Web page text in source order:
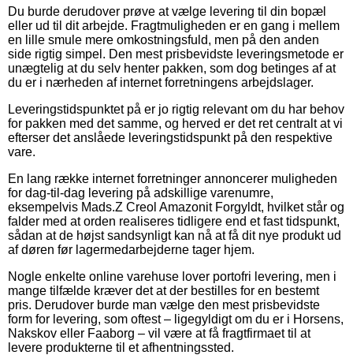
Du burde derudover prøve at vælge levering til din bopæl
eller ud til dit arbejde. Fragtmuligheden er en gang i mellem
en lille smule mere omkostningsfuld, men på den anden
side rigtig simpel. Den mest prisbevidste leveringsmetode er
unægtelig at du selv henter pakken, som dog betinges af at
du er i nærheden af internet forretningens arbejdslager.
Leveringstidspunktet på er jo rigtig relevant om du har behov
for pakken med det samme, og herved er det ret centralt at vi
efterser det anslåede leveringstidspunkt på den respektive
vare.
En lang række internet forretninger annoncerer muligheden
for dag-til-dag levering på adskillige varenumre,
eksempelvis Mads.Z Creol Amazonit Forgyldt, hvilket står og
falder med at orden realiseres tidligere end et fast tidspunkt,
sådan at de højst sandsynligt kan nå at få dit nye produkt ud
af døren før lagermedarbejderne tager hjem.
Nogle enkelte online varehuse lover portofri levering, men i
mange tilfælde kræver det at der bestilles for en bestemt
pris. Derudover burde man vælge den mest prisbevidste
form for levering, som oftest – ligegyldigt om du er i Horsens,
Nakskov eller Faaborg – vil være at få fragtfirmaet til at
levere produkterne til et afhentningssted.